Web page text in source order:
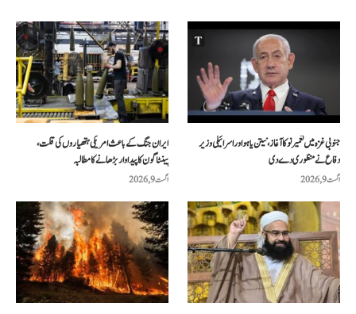
ایران جنگ کے باعث امریکی ہتھیاروں کی قلت،
پینٹاگون کا پیداوار بڑھانے کا مطالبہ
اگست 9, 2026
جنوبی غزہ میں تعمیر نو کا آغاز، نیتن یاہو اور اسرائیلی وزیر
دفاع نے منظوری دے دی
اگست 9, 2026